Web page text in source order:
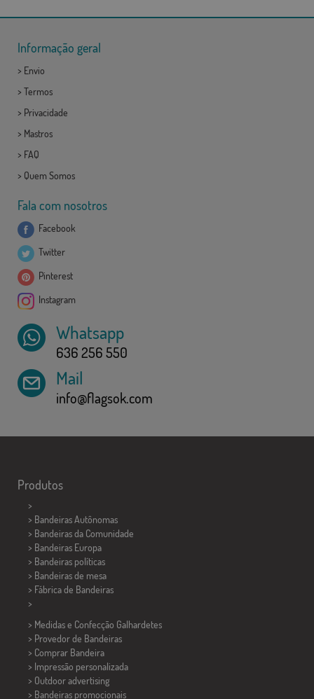
Informação geral
> Envio
> Termos
> Privacidade
> Mastros
> FAQ
> Quem Somos
Fala com nosotros
Facebook
Twitter
Pinterest
Instagram
Whatsapp
636 256 550
Mail
info@flagsok.com
Produtos
>
> Bandeiras Autônomas
> Bandeiras da Comunidade
> Bandeiras Europa
> Bandeiras políticas
> Bandeiras de mesa
> Fábrica de Bandeiras
>
> Medidas e Confecção Galhardetes
> Provedor de Bandeiras
> Comprar Bandeira
> Impressão personalizada
> Outdoor advertising
> Bandeiras promocionais